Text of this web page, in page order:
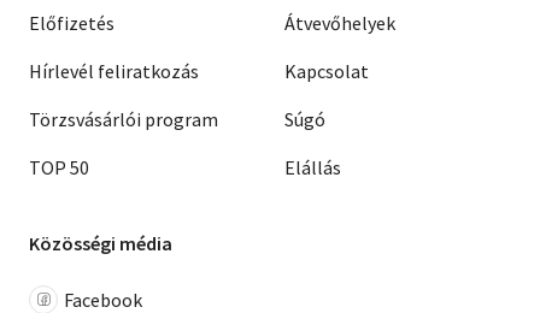
Előfizetés
Hírlevél feliratkozás
Törzsvásárlói program
TOP 50
Átvevőhelyek
Kapcsolat
Súgó
Elállás
Közösségi média
Facebook